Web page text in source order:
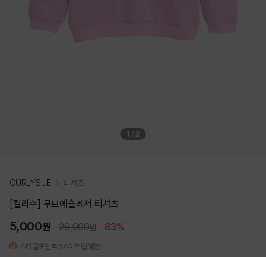
1 2
CURLYSUE 티셔츠
[컬리수] 무브에슬레저 티셔츠
5,000원 29,900원 83%
스타일포인트 50P 적립예정